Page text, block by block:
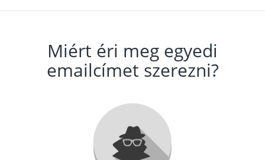
Miért éri meg egyedi
emailcímet szerezni?